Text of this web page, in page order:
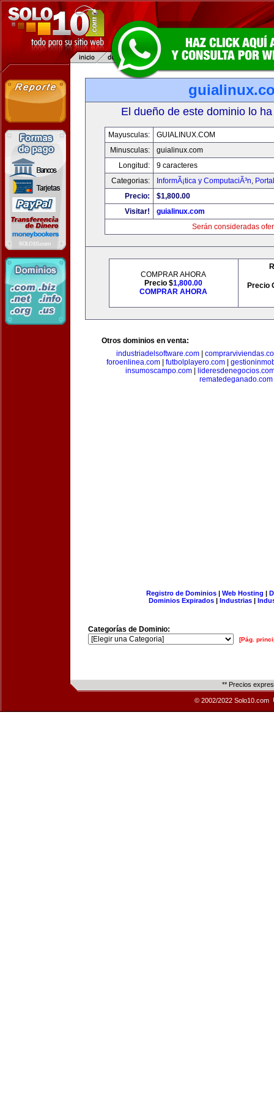
El dueño de este dominio lo
Mayusculas:
GUIALINUX.COM
Minusculas:
guialinux.com
Longitud:
9 caracteres
Categorias:
InformÃ¡tica y ComputaciÃ³n,
Precio:
$1,800.00
Visitar!
guialinux.com
Serán consideradas
COMPRAR AHORA
Precio $1,800.00
COMPRAR AHORA
Precio
Otros dominios en venta:
industriadelsoftware.com|
foroenlinea.com
futbolplayero.com
insumoscampo.com|
rematedeganado.com
Registro de Dominios| Web Hosting |
Dominios Expirados | Industrias |
Categorías de Dominio:
[Pág.
** Precios
© 2002/2022 Solo10.com